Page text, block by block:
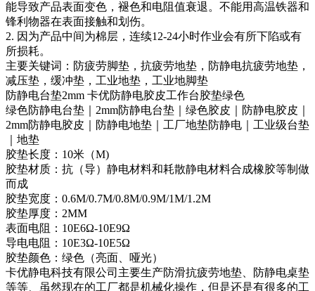
能导致产品表面变色，褪色和电阻值衰退。不能用高温铁器和
锋利物器在表面接触和划伤。
2. 因为产品中间为棉层，连续12-24小时作业会有所下陷或有
所损耗。
主要关键词：防疲劳脚垫，抗疲劳地垫，防静电抗疲劳地垫，
减压垫，缓冲垫，工业地垫，工业地脚垫
防静电台垫2mm 卡优防静电胶皮工作台胶垫绿色
绿色防静电台垫｜2mm防静电台垫｜绿色胶皮｜防静电胶皮｜
2mm防静电胶皮｜防静电地垫｜工厂地垫防静电｜工业级台垫
｜地垫
胶垫长度：10米（M)
胶垫材质：抗（导）静电材料和耗散静电材料合成橡胶等制做
而成
胶垫宽度：0.6M/0.7M/0.8M/0.9M/1M/1.2M
胶垫厚度：2MM
表面电阻：10E6Ω-10E9Ω
导电电阻：10E3Ω-10E5Ω
胶垫颜色：绿色（亮面、哑光）
卡优静电科技有限公司主要生产防滑抗疲劳地垫、防静电桌垫
等等、虽然现在的工厂都是机械化操作，但是还是有很多的工